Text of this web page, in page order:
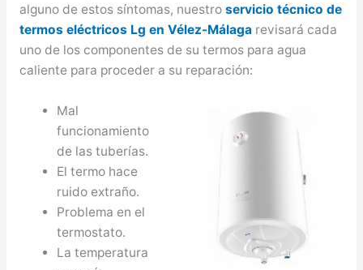
alguno de estos síntomas, nuestro servicio técnico de
termos eléctricos Lg en Vélez-Málagarevisará cada
uno de los componentes de su termos para agua
caliente para proceder a su reparación:
Mal
funcionamiento
de las tuberías.
El termo hace
ruido extraño.
Problema en el
termostato.
La temperatura